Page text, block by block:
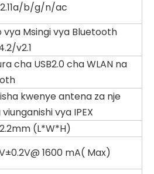
b/g/n/ac
vya Msingi vya Bluetooth
v2.1
cha USB2.0 cha WLAN na
kwenye antena za nje
vya IPEX
(L*W*H)
1600 mA( Max)